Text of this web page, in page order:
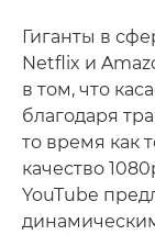
Гиганты в
Netflix и
в том, что
благодаря
то время как
качество
YouTube